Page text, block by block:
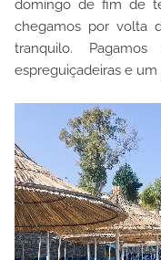
domingo de fim de
chegamos por volta
tranquilo.
espreguiçadeiras e